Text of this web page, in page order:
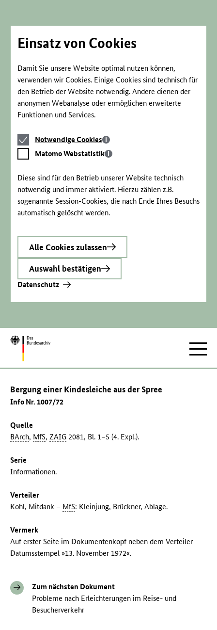
Einsatz von Cookies
Damit Sie unsere Website optimal nutzen können,
verwenden wir Cookies. Einige Cookies sind technisch für
den Betrieb der Website notwendig. Andere dienen der
anonymen Webanalyse oder ermöglichen erweiterte
Funktionen und Services.
Notwendige
Cookies
Notwendige Cookies
Matomo
Webstatistik
Matomo Webstatistik
Diese sind für den Betrieb unserer Website technisch
notwendig und immer aktiviert. Hierzu zählen z.B.
sogenannte Session-Cookies, die nach Ende Ihres Besuchs
automatisch gelöscht werden.
Alle Cookies zulassen
Auswahl bestätigen
Datenschutz
Zur
Bergung einer Kindesleiche aus der Spree
Info Nr. 1007/72
Quelle
BArch, MfS,ZAIG 2081, Bl. 1–5 (4. Expl.).
Serie
Informationen.
Verteiler
Kohl, Mitdank – MfS: Kleinjung, Brückner, Ablage.
Vermerk
Auf erster Seite im Dokumentenkopf neben dem Verteiler
Datumsstempel »13. November 1972«.
Zum nächsten Dokument
Probleme nach Erleichterungen im Reise- und
Besucherverkehr